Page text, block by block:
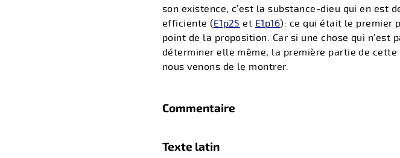
son existence, c’est la substance-dieu qui en est
efficiente (E1p25 et E1p16): ce qui était le premier
point de la proposition. Car si une chose qui
déterminer elle même, la première partie de
nous venons de le montrer.
Commentaire
Texte latin